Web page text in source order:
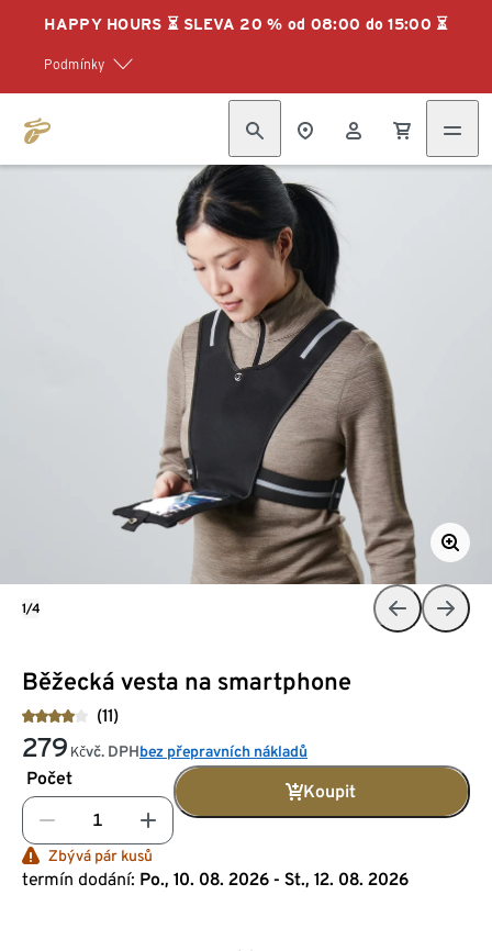
HAPPY HOURS ⏳ SLEVA 20 % od 08:00 do 15:00 ⏳
Podmínky
Běžecká vesta na smartphone
(11)
279 Kčvč. DPHbez přepravních nákladů
Počet
Koupit
Zbývá pár kusů
termín dodání: Po., 10. 08. 2026 - St., 12. 08. 2026
1/4